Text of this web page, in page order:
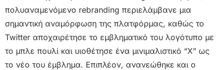
πολυαναμενόμενο rebranding περιελάμβανε μια
σημαντική αναμόρφωση της πλατφόρμας, καθώς το
Twitter αποχαιρέτησε το εμβληματικό του λογότυπο με
το μπλε πουλί και υιοθέτησε ένα μινιμαλιστικό “X” ως
το νέο του έμβλημα. Επιπλέον, ανανεώθηκε και ο